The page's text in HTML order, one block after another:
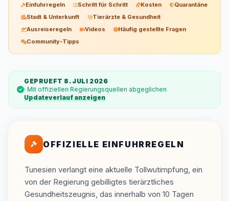
Einfuhrregeln Schritt für Schritt Kosten
Quarantäne
Stadt & Unterkunft
Tierärzte & Gesundheit
Ausreiseregeln
Videos
Häufig gestellte Fragen
Community-Tipps
GEPRUEFT 8. JULI 2026
· Mit offiziellen Regierungsquellen abgeglichen
Updateverlauf anzeigen
OFFIZIELLE EINFUHRREGELN
Tunesien verlangt eine aktuelle Tollwutimpfung, ein
von der Regierung gebilligtes tierärztliches
Gesundheitszeugnis, das innerhalb von 10 Tagen